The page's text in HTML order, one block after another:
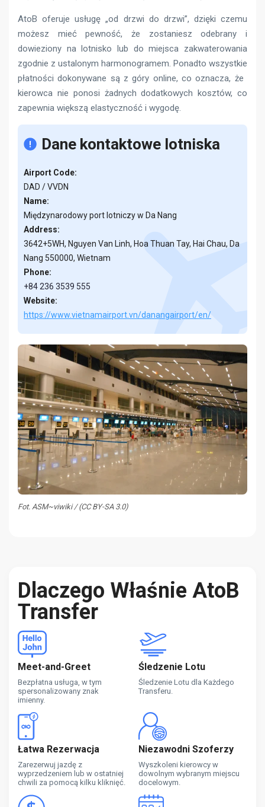
AtoB oferuje usługę „od drzwi do drzwi”, dzięki czemu
możesz mieć pewność, że zostaniesz odebrany i
dowieziony na lotnisko lub do miejsca zakwaterowania
zgodnie z ustalonym harmonogramem. Ponadto wszystkie
płatności dokonywane są z góry online, co oznacza, że ​​
kierowca nie ponosi żadnych dodatkowych kosztów, co
zapewnia większą elastyczność i wygodę.
Dane kontaktowe lotniska
Airport Code:
DAD / VVDN
Name:
Międzynarodowy port lotniczy w Da Nang
Address:
3642+5WH, Nguyen Van Linh, Hoa Thuan Tay, Hai Chau, Da
Nang 550000, Wietnam
Phone:
+84 236 3539 555
Website:
https://www.vietnamairport.vn/danangairport/en/
Fot. ASM~viwiki / (CC BY-SA 3.0)
Dlaczego Właśnie AtoB
Transfer
Meet-and-Greet
Bezpłatna usługa, w tym
spersonalizowany znak
imienny.
Śledzenie Lotu
Śledzenie Lotu dla Każdego
Transferu.
Łatwa Rezerwacja
Zarezerwuj jazdę z
wyprzedzeniem lub w ostatniej
chwili za pomocą kilku kliknięć.
Niezawodni Szoferzy
Wyszkoleni kierowcy w
dowolnym wybranym miejscu
docelowym.